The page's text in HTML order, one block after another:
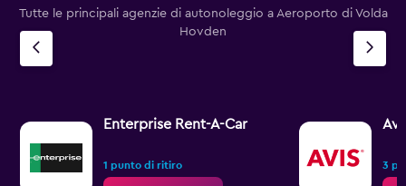
Tutte le principali agenzie di autonoleggio a Aeroporto di Volda
Hovden
Enterprise Rent-A-Car
1 punto di ritiro 3